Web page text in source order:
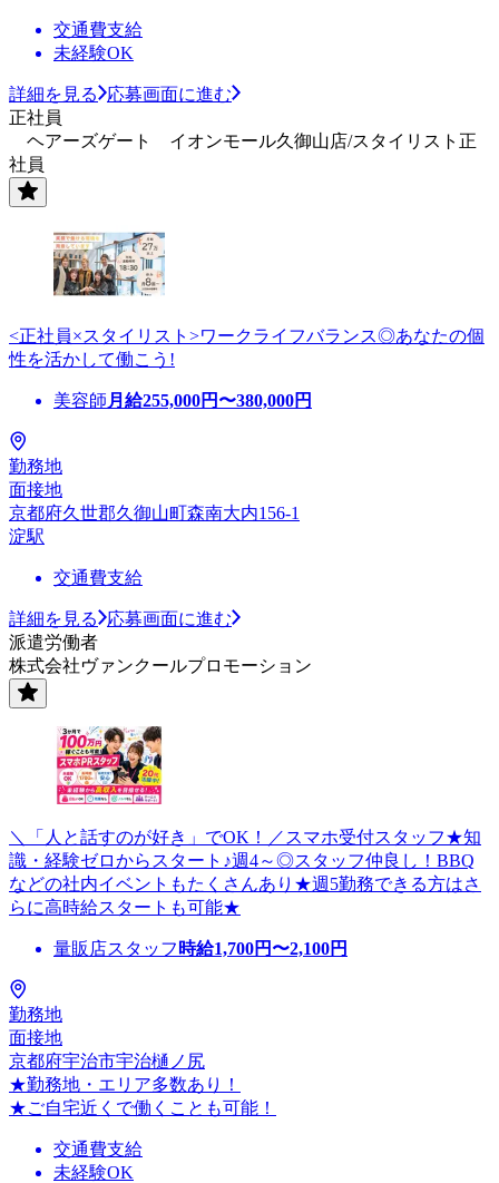
交通費支給
未経験OK
詳細を見る
応募画面に進む
正社員
ヘアーズゲート イオンモール久御山店/スタイリスト正
社員
<正社員×スタイリスト>ワークライフバランス◎あなたの個
性を活かして働こう!
美容師 月給255,000円〜380,000円
勤務地
面接地
京都府久世郡久御山町森南大内156-1
淀駅
交通費支給
詳細を見る
応募画面に進む
派遣労働者
株式会社ヴァンクールプロモーション
＼「人と話すのが好き」でOK！／スマホ受付スタッフ★知
識・経験ゼロからスタート♪週4～◎スタッフ仲良し！BBQ
などの社内イベントもたくさんあり★週5勤務できる方はさ
らに高時給スタートも可能★
量販店スタッフ 時給1,700円〜2,100円
勤務地
面接地
京都府宇治市宇治樋ノ尻
★勤務地・エリア多数あり！
★ご自宅近くで働くことも可能！
交通費支給
未経験OK